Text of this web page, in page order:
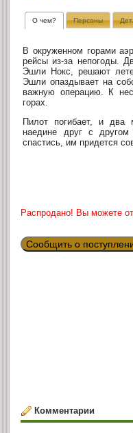
О чем? Персоны
В окруженном горами
рейсы из-за непогоды.
Эшли Нокс, решают
Эшли опаздывает на
важную операцию. К
горах.
Пилот погибает, и два
наедине друг с
спастись, им придется
Распродано! Вы можете
Сообщить о
Комментарии